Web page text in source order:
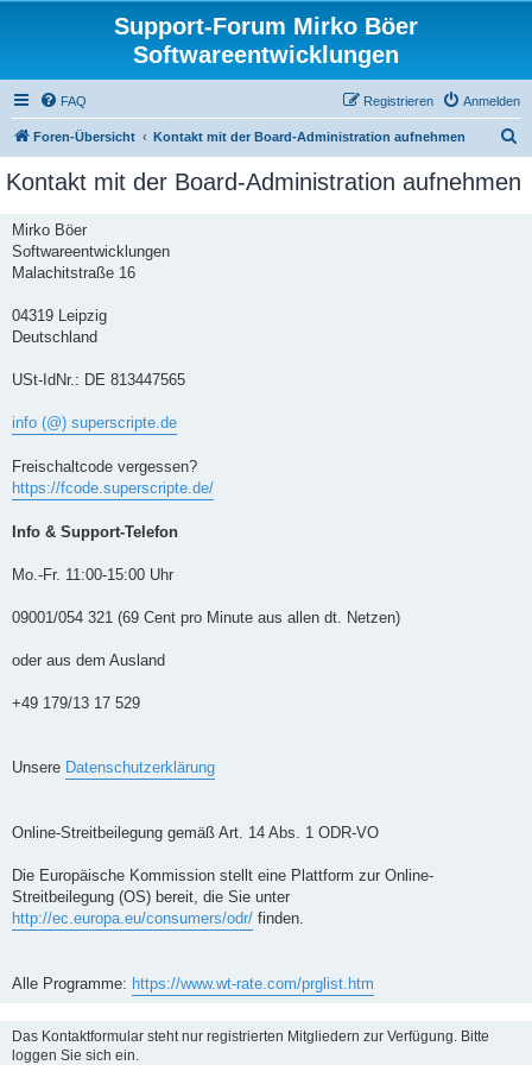
Support-Forum Mirko Böer
Softwareentwicklungen
FAQ Anmelden
Registrieren
Foren-Übersicht Kontakt mit der Board-Administration aufnehmen
c
Kontakt mit der Board-Administration aufnehmen
Mirko Böer
Softwareentwicklungen
Malachitstraße 16
04319 Leipzig
Deutschland
USt-IdNr.: DE 813447565
info (@) superscripte.de
Freischaltcode vergessen?
https://fcode.superscripte.de/
Info & Support-Telefon
Mo.-Fr. 11:00-15:00 Uhr
09001/054 321 (69 Cent pro Minute aus allen dt. Netzen)
oder aus dem Ausland
+49 179/13 17 529
Unsere Datenschutzerklärung
Online-Streitbeilegung gemäß Art. 14 Abs. 1 ODR-VO
Die Europäische Kommission stellt eine Plattform zur Online-
Streitbeilegung (OS) bereit, die Sie unter
http://ec.europa.eu/consumers/odr/ finden.
Alle Programme: https://www.wt-rate.com/prglist.htm
Das Kontaktformular steht nur registrierten Mitgliedern zur Verfügung. Bitte
loggen Sie sich ein.